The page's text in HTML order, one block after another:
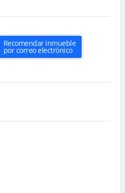
Recomendar inmueble
por correo electrónico